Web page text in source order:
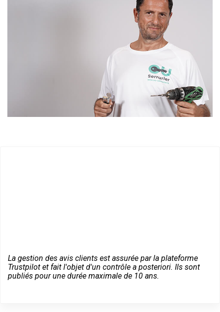
La gestion des avis clients est assurée par la plateforme
Trustpilot et fait l'objet d'un contrôle a posteriori. Ils sont
publiés pour une durée maximale de 10 ans.